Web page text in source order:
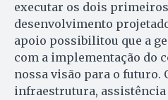
executar os dois
desenvolvimento
apoio possibilitou que a
com a implementação do
nossa visão para o futuro.
infraestrutura, assistência